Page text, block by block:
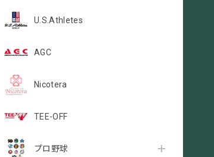
U.S.Athletes
AGC
Nicotera
TEE-OFF
プロ野球